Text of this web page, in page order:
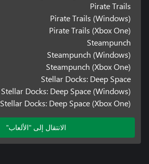
Pirate Trails
Pirate Trails (Windows)
Pirate Trails (Xbox One)
Steampunch
Steampunch (Windows)
Steampunch (Xbox One)
Stellar Docks: Deep Space
Stellar Docks: Deep Space (Windows)
Stellar Docks: Deep Space (Xbox One)
الانتقال إلى "الألعاب"